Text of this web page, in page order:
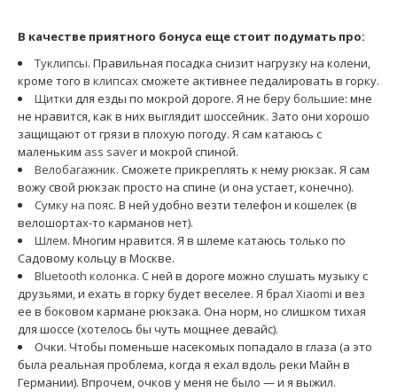
В качестве приятного бонуса еще стоит подумать про:
Туклипсы. Правильная посадка снизит нагрузку на колени,
кроме того в клипсахсможете активнее педалировать в горку.
Щитки для езды по мокрой дороге. Я не беру большие: мне
не нравится, как в них выглядит шоссейник. Зато они хорошо
защищают от грязи в плохую погоду. Я сам катаюсь с
маленьким ass saverи мокрой спиной.
Велобагажник. Сможете прикреплять к нему рюкзак. Я сам
вожу свой рюкзак просто на спине (и она устает, конечно).
Сумку на пояс. В ней удобно везти телефон и кошелек (в
велошортах-то карманов нет).
Шлем. Многим нравится. Я в шлеме катаюсь только по
Садовому кольцу в Москве.
Bluetooth колонка. С ней в дороге можно слушать музыку с
друзьями, и ехать в горку будет веселее. Я брал Xiaomi и вез
ее в боковом кармане рюкзака. Она норм, но слишком тихая
для шоссе (хотелось бы чуть мощнее девайс).
Очки. Чтобы поменьше насекомых попадало в глаза (а это
была реальная проблема, когда я ехал вдоль реки Майн в
Германии). Впрочем, очков у меня не было — и я выжил.